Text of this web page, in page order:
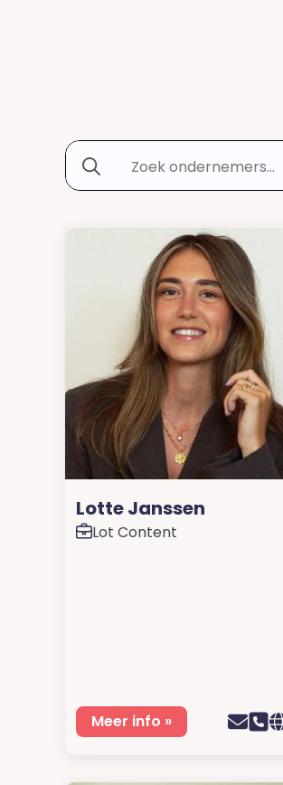
Search
for:
Lotte Janssen
Lot Content
Meer info »